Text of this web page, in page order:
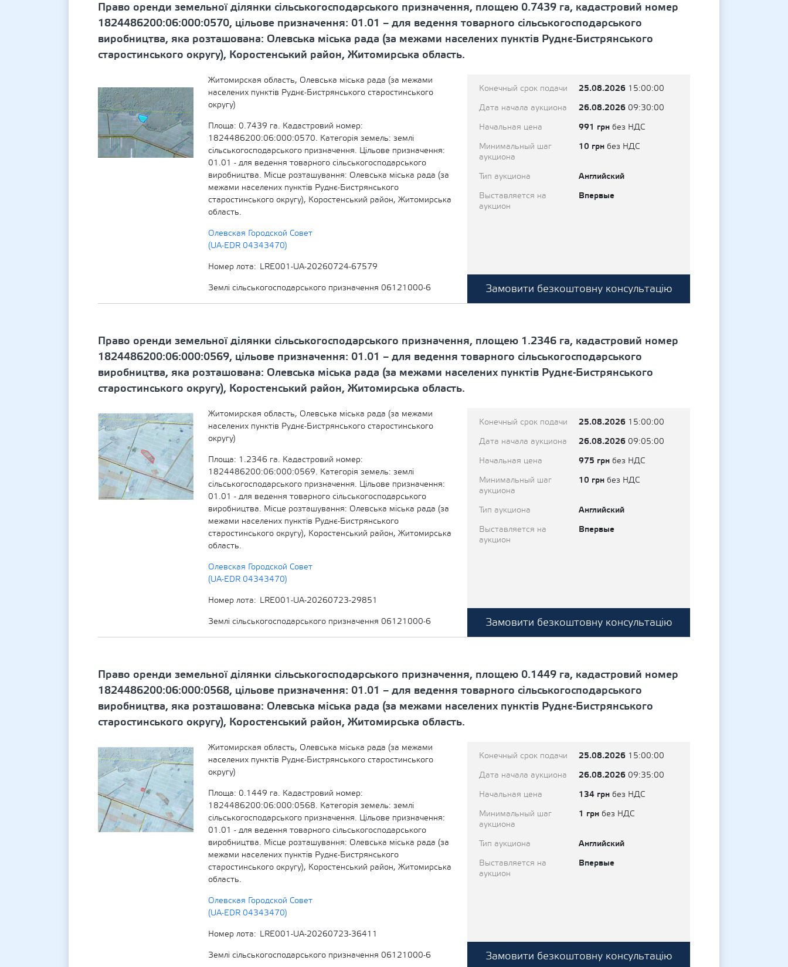
Право оренди земельної ділянки сільськогосподарського призначення, площею 0.7439 га, кадастровий номер
1824486200:06:000:0570, цільове призначення: 01.01 – для ведення товарного сільськогосподарського
виробництва, яка розташована: Олевська міська рада (за межами населених пунктів Руднє-Бистрянського
старостинського округу), Коростенський район, Житомирська область.
Житомирская область, Олевська міська рада (за межами
населених пунктів Руднє-Бистрянського старостинського
округу)
Площа: 0.7439 га. Кадастровий номер:
1824486200:06:000:0570. Категорія земель: землі
сільськогосподарського призначення. Цільове призначення:
01.01 - для ведення товарного сільськогосподарського
виробництва. Місце розташування: Олевська міська рада (за
межами населених пунктів Руднє-Бистрянського
старостинського округу), Коростенський район, Житомирська
область.
Олевская Городской Совет
(UA-EDR 04343470)
Номер лота
LRE001-UA-20260724-67579
Землі сільськогосподарського призначення 06121000-6
Конечный срок подачи 25.08.2026 15:00:00
Дата начала аукциона
26.08.2026 09:30:00
Начальная цена
991 грн без НДС
Минимальный шаг
аукциона
10 грн без НДС
Тип аукциона Английский
Выставляется на
аукцион
Впервые
Замовити безкоштовну консультацію
Право оренди земельної ділянки сільськогосподарського призначення, площею 1.2346 га, кадастровий номер
1824486200:06:000:0569, цільове призначення: 01.01 – для ведення товарного сільськогосподарського
виробництва, яка розташована: Олевська міська рада (за межами населених пунктів Руднє-Бистрянського
старостинського округу), Коростенський район, Житомирська область.
Житомирская область, Олевська міська рада (за межами
населених пунктів Руднє-Бистрянського старостинського
округу)
Площа: 1.2346 га. Кадастровий номер:
1824486200:06:000:0569. Категорія земель: землі
сільськогосподарського призначення. Цільове призначення:
01.01 - для ведення товарного сільськогосподарського
виробництва. Місце розташування: Олевська міська рада (за
межами населених пунктів Руднє-Бистрянського
старостинського округу), Коростенський район, Житомирська
область.
Олевская Городской Совет
(UA-EDR 04343470)
Номер лота
LRE001-UA-20260723-29851
Землі сільськогосподарського призначення 06121000-6
Конечный срок подачи 25.08.2026 15:00:00
Дата начала аукциона
26.08.2026 09:05:00
Начальная цена
975 грн без НДС
Минимальный шаг
аукциона
10 грн без НДС
Тип аукциона Английский
Выставляется на
аукцион
Впервые
Замовити безкоштовну консультацію
Право оренди земельної ділянки сільськогосподарського призначення, площею 0.1449 га, кадастровий номер
1824486200:06:000:0568, цільове призначення: 01.01 – для ведення товарного сільськогосподарського
виробництва, яка розташована: Олевська міська рада (за межами населених пунктів Руднє-Бистрянського
старостинського округу), Коростенський район, Житомирська область.
Житомирская область, Олевська міська рада (за межами
населених пунктів Руднє-Бистрянського старостинського
округу)
Площа: 0.1449 га. Кадастровий номер:
1824486200:06:000:0568. Категорія земель: землі
сільськогосподарського призначення. Цільове призначення:
01.01 - для ведення товарного сільськогосподарського
виробництва. Місце розташування: Олевська міська рада (за
межами населених пунктів Руднє-Бистрянського
старостинського округу), Коростенський район, Житомирська
область.
Олевская Городской Совет
(UA-EDR 04343470)
Номер лота
LRE001-UA-20260723-36411
Землі сільськогосподарського призначення 06121000-6
Конечный срок подачи 25.08.2026 15:00:00
Дата начала аукциона
26.08.2026 09:35:00
Начальная цена
134 грн без НДС
Минимальный шаг
аукциона
1 грн без НДС
Тип аукциона Английский
Выставляется на
аукцион
Впервые
Замовити безкоштовну консультацію